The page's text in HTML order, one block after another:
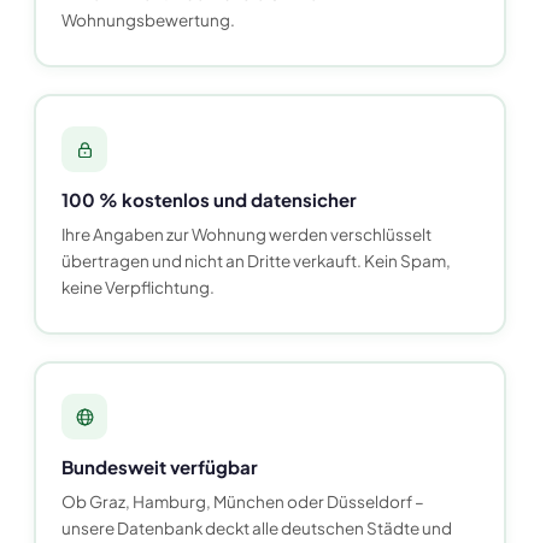
Wohnungsbewertung.
100 % kostenlos und datensicher
Ihre Angaben zur Wohnung werden verschlüsselt
übertragen und nicht an Dritte verkauft. Kein Spam,
keine Verpflichtung.
Bundesweit verfügbar
Ob Graz, Hamburg, München oder Düsseldorf –
unsere Datenbank deckt alle deutschen Städte und